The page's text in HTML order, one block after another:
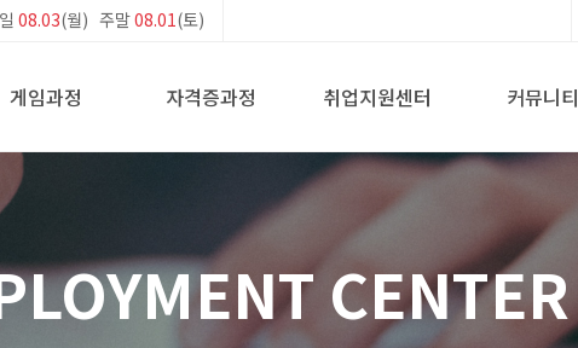
08.03(월) 주말08.01(토)
게임과정 자격증과정 취업지원센터 커뮤니티
CENTER